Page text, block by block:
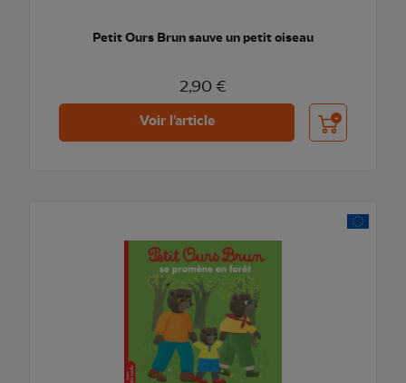
Petit Ours Brun sauve un petit oiseau
2,90 €
Voir l'article Ajouter au